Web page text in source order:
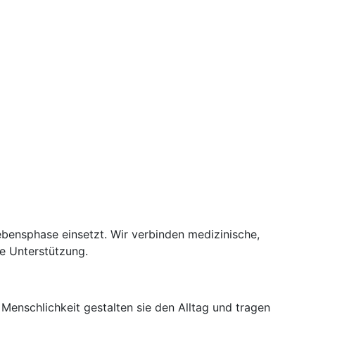
einsetzt. Wir verbinden medizinische,
Unterstützung.
gestalten sie den Alltag und tragen